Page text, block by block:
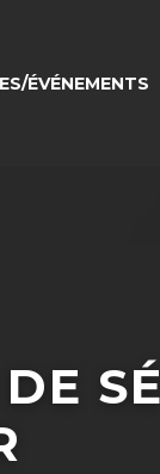
ÉVÉNEMENTS